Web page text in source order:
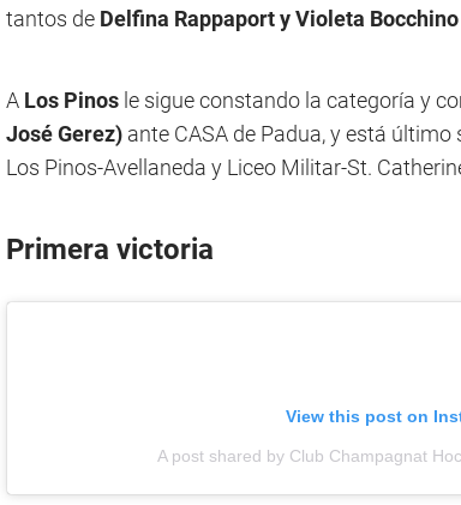
tantos de Delfina Rappaport y Violeta Bocchino
A Los Pinos le sigue constando la categoría y
José Gerez) ante CASA de Padua, y está
Los Pinos-Avellaneda y Liceo Militar-St.
Primera victoria
View this post on
A post shared by Club Champagnat